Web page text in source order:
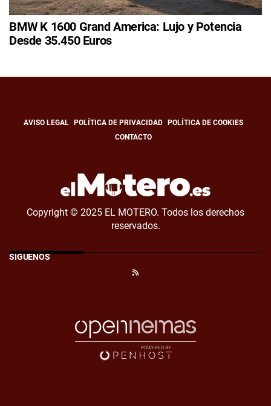
BMW K 1600 Grand America: Lujo y Potencia
Desde 35.450 Euros
AVISO LEGAL POLÍTICA DE PRIVACIDAD
POLÍTICA DE COOKIES
CONTACTO
Copyright © 2025 EL MOTERO. Todos los derechos
reservados.
SÍGUENOS